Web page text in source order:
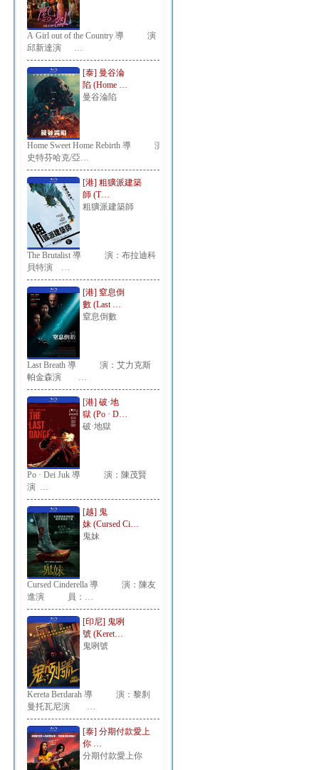
A Girl out of the Country 導 演：
邱新達演 …
[泰] 曼谷淪
陷 (Home …
曼谷淪陷
Home Sweet Home Rebirth 導 演：
史特芬哈克/亞…
[港] 粗獷派建築
師 (T…
粗獷派建築師
The Brutalist 導 演：布拉迪科
貝特演 …
[港] 窒息倒
數 (Last …
窒息倒數
Last Breath 導 演：艾力克斯
帕金森演 …
[港] 破·地
獄 (Po · D…
破·地獄
Po · Dei Juk 導 演：陳茂賢
演 …
[越] 鬼
妹 (Cursed Ci…
鬼妹
Cursed Cinderella 導 演：陳友
進演 員：…
[印尼] 鬼咧
號 (Keret…
鬼咧號
Kereta Berdarah 導 演：黎刹
曼托瓦尼演 …
[泰] 分期付款愛上
你 …
分期付款愛上你